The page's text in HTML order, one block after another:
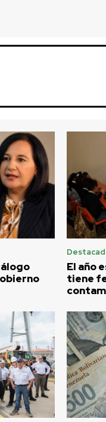
El año
tiene